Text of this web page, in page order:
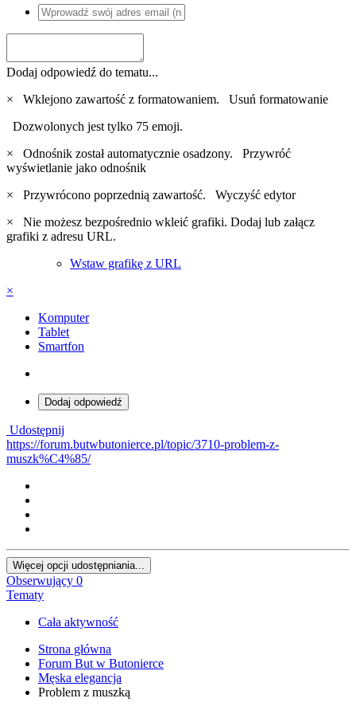
Dodaj odpowiedź do tematu...
×
Wklejono zawartość z formatowaniem. Usuń formatowanie
Dozwolonych jest tylko 75 emoji.
×
Odnośnik został automatycznie osadzony. Przywróć
wyświetlanie jako odnośnik
×
Przywrócono poprzednią zawartość. Wyczyść edytor
×
Nie możesz bezpośrednio wkleić grafiki. Dodaj lub załącz
grafiki z adresu URL.
Wstaw grafikę z URL
×
Komputer
Tablet
Smartfon
Dodaj odpowiedź
Udostępnij
https://forum.butwbutonierce.pl/topic/3710-problem-z-
muszk%C4%85/
Więcej opcji udostępniania...
Obserwujący 0
Tematy
Cała aktywność
Strona główna
Forum But w Butonierce
Męska elegancja
Problem z muszką